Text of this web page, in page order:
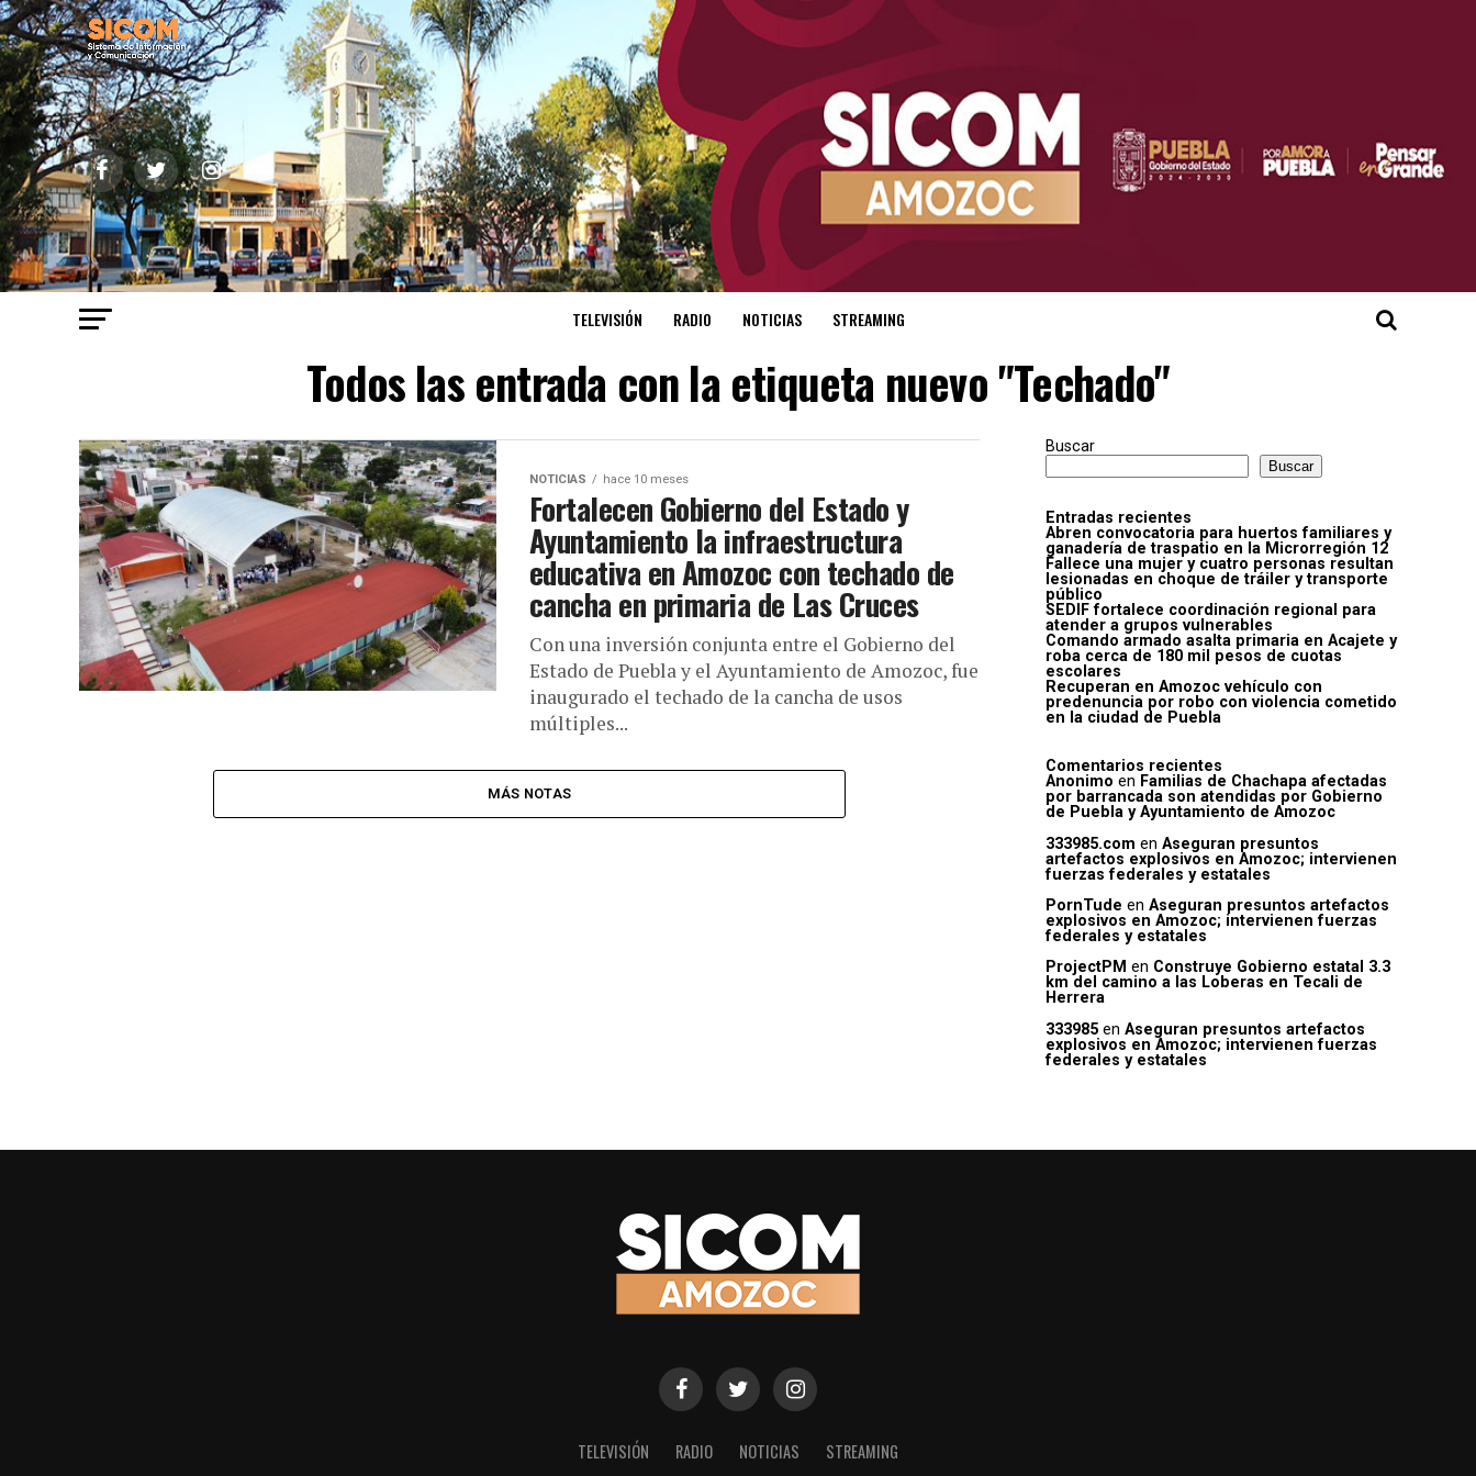
TELEVISIÓN RADIO NOTICIAS STREAMING
Todos las entrada con la etiqueta nuevo "Techado"
NOTICIAS hace 10 meses
Fortalecen Gobierno del Estado y
Ayuntamiento la infraestructura
educativa en Amozoc con techado de
cancha en primaria de Las Cruces
Con una inversión conjunta entre el Gobierno del
Estado de Puebla y el Ayuntamiento de Amozoc, fue
inaugurado el techado de la cancha de usos
múltiples...
MÁS NOTAS
Buscar
Buscar
Entradas recientes
Abren convocatoria para huertos familiares y
ganadería de traspatio en la Microrregión 12
Fallece una mujer y cuatro personas resultan
lesionadas en choque de tráiler y transporte
público
SEDIF fortalece coordinación regional para
atender a grupos vulnerables
Comando armado asalta primaria en Acajete y
roba cerca de 180 mil pesos de cuotas
escolares
Recuperan en Amozoc vehículo con
predenuncia por robo con violencia cometido
en la ciudad de Puebla
Comentarios recientes
Anonimo en Familias de Chachapa afectadas
por barrancada son atendidas por Gobierno
de Puebla y Ayuntamiento de Amozoc
333985.com en Aseguran presuntos
artefactos explosivos en Amozoc; intervienen
fuerzas federales y estatales
PornTude en Aseguran presuntos artefactos
explosivos en Amozoc; intervienen fuerzas
federales y estatales
ProjectPM en Construye Gobierno estatal 3.3
km del camino a las Loberas en Tecali de
Herrera
333985 en Aseguran presuntos artefactos
explosivos en Amozoc; intervienen fuerzas
federales y estatales
TELEVISIÓN RADIO NOTICIAS STREAMING